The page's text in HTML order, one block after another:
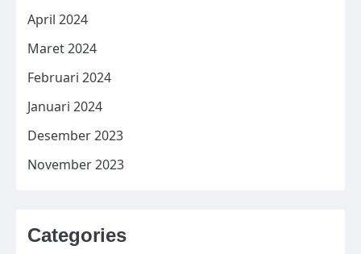
April 2024
Maret 2024
Februari 2024
Januari 2024
Desember 2023
November 2023
Categories